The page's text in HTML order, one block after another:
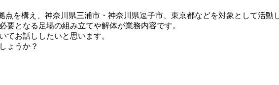
を構え、神奈川県三浦市・神奈川県逗子市、東京都などを対象として活動
となる足場の組み立てや解体が業務内容です。
てお話ししたいと思います。
ょうか？